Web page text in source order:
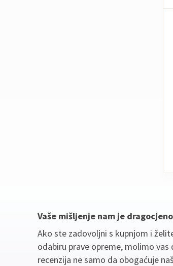
Vaše mišljenje nam je
Ako ste zadovoljni s kupnjom i
odabiru prave opreme, molimo
recenzija ne samo da obogaćuje